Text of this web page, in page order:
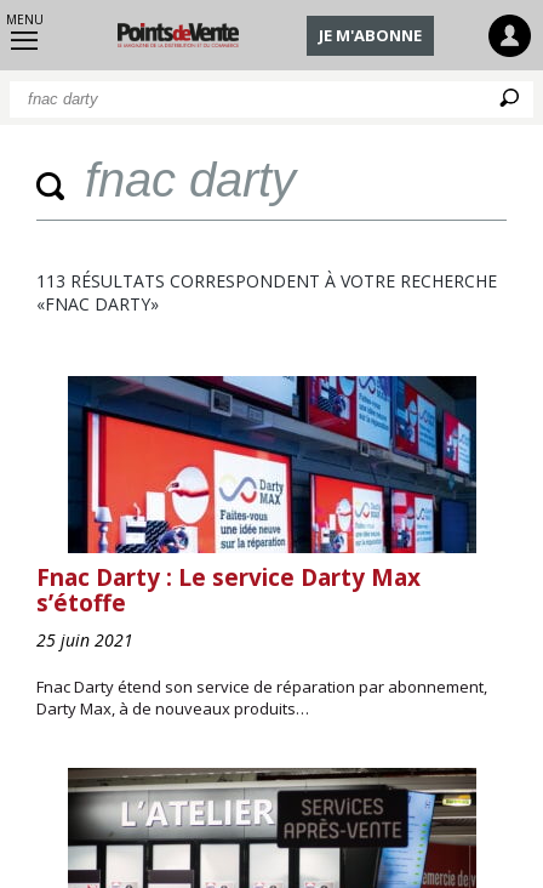
MENU
JE M'ABONNE
113 RÉSULTATS CORRESPONDENT À VOTRE RECHERCHE
«FNAC DARTY»
Fnac Darty : Le service Darty Max
s’étoffe
25 juin 2021
Fnac Darty étend son service de réparation par abonnement,
Darty Max, à de nouveaux produits…